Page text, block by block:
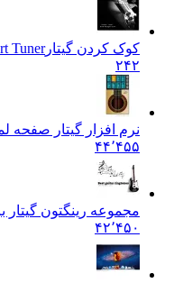
کوک کردن گیتار Smart Tuner
نرم افزار گیتار صفحه لمسی
۴۴٬۴۵۵
مجموعه رینگتون گیتار
۴۲٬۴۵۰